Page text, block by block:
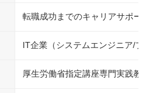
転職成功までのキャリアサポー
IT企業（システムエンジニア/プ
厚生労働省指定講座専門実践教